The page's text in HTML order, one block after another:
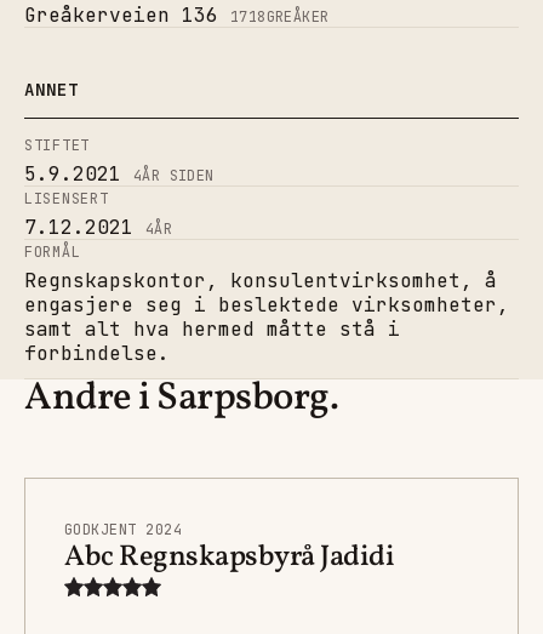
Greåkerveien 136 1718GREÅKER
ANNET
STIFTET
5.9.2021 4ÅR SIDEN
LISENSERT
7.12.2021 4ÅR
FORMÅL
Regnskapskontor, konsulentvirksomhet, å
engasjere seg i beslektede virksomheter,
samt alt hva hermed måtte stå i
forbindelse.
Andre i Sarpsborg.
GODKJENT 2024
Abc Regnskapsbyrå Jadidi